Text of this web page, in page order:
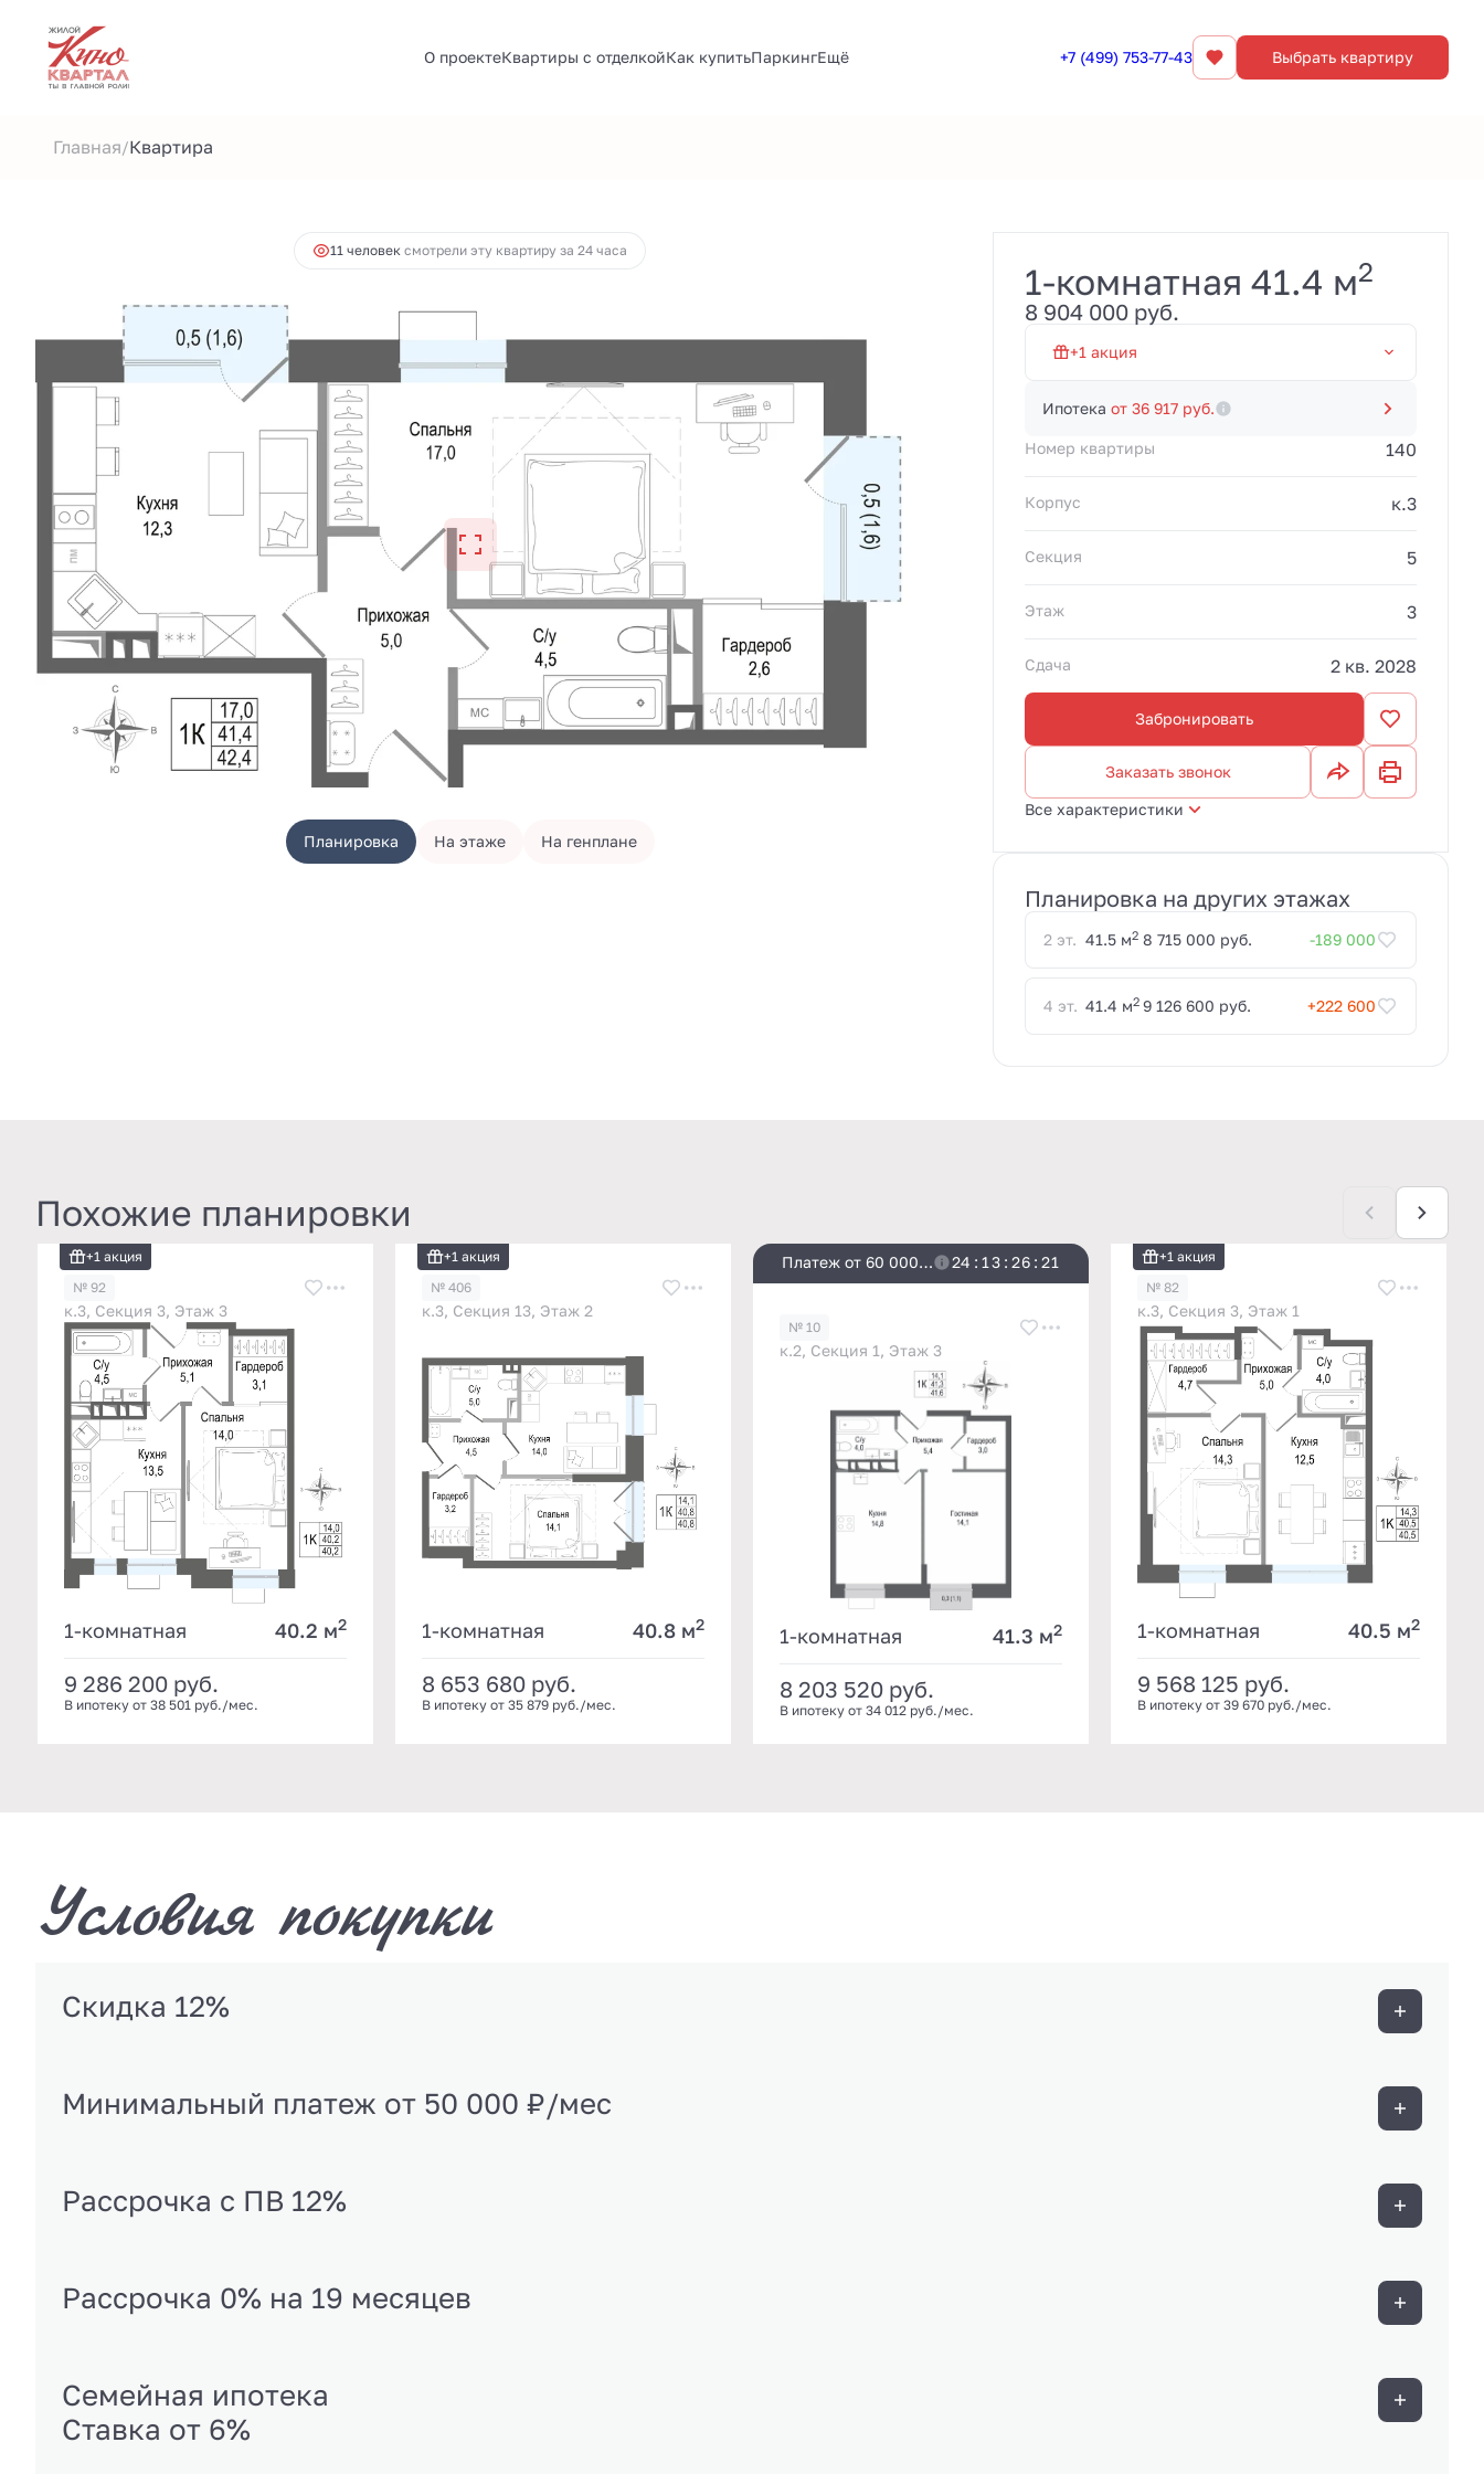
О проектеКвартиры с отделкойКак купитьПаркингЕщё +7 (499) 753-77-43 Выбрать квартиру
Главная/Квартира
1-комнатная41.4 м
11 человек смотрели эту квартиру за 24 часа
Планировка На этаже На генплане
1-комнатная 41.4 м2
8 904 000 руб.
+1 акция
Первый взнос от 20% и
платежи 100 000 руб./
мес. до 20.03.2028.
действует до
31.08.2026.
Ипотека от 36 917 руб.
Номер квартиры 140
Корпус к.3
Секция 5
Этаж 3
Сдача 2 кв. 2028
Забронировать
Заказать звонок
Все характеристики
Планировка на других этажах
2 эт. 41.5 м2 8 715 000 руб. -189 000
4 эт. 41.4 м2 9 126 600 руб. +222 600
Похожие планировки
+1 акция
№ 92
к.3, Секция 3, Этаж 3
1-комнатная 40.2 м2
9 286 200 руб.
В ипотеку от 38 501 руб./мес.
+1 акция
№ 406
к.3, Секция 13, Этаж 2
1-комнатная 40.8 м2
8 653 680 руб.
В ипотеку от 35 879 руб./мес.
Платеж от 60 000
24 : 13 : 26 : 20
№ 10
к.2, Секция 1, Этаж 3
1-комнатная 41.3 м2
8 203 520 руб.
В ипотеку от 34 012 руб./мес.
+1 акция
№ 82
к.3, Секция 3, Этаж 1
1-комнатная 40.5 м2
9 568 125 руб.
В ипотеку от 39 670 руб./мес.
Условия покупки
Скидка 12%
Минимальный платеж от 50 000 ₽/мес
Рассрочка с ПВ 12%
Рассрочка 0% на 19 месяцев
Семейная ипотека
Ставка от 6%